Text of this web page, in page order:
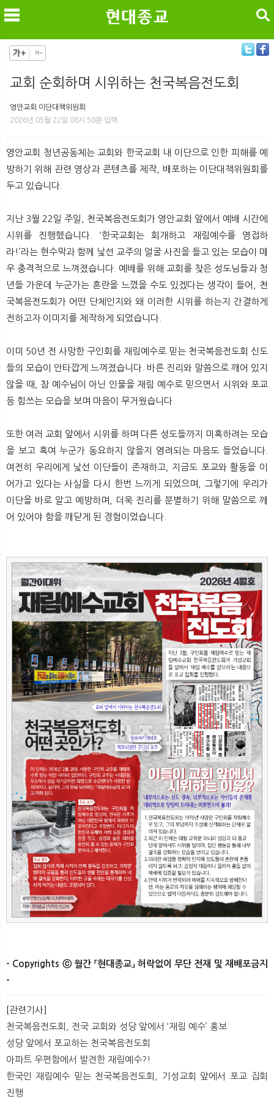
뉴 색
검색
교회 순회하며 시위하는 천국복음전도회
영안교회 이단대책위원회
2026년 05월 22일 08시 50분 입력
영안교회 청년공동체는 교회와 한국교회 내 이단으로 인한 피해를 예
방하기 위해 관련 영상과 콘텐츠를 제작, 배포하는 이단대책위원회를
두고 있습니다.
지난 3월 22일 주일, 천국복음전도회가 영안교회 앞에서 예배 시간에
시위를 진행했습니다. ‘한국교회는 회개하고 재림예수를 영접하
라!’라는 현수막과 함께 낯선 교주의 얼굴 사진을 들고 있는 모습이 매
우 충격적으로 느껴졌습니다. 예배를 위해 교회를 찾은 성도님들과 청
년들 가운데 누군가는 혼란을 느꼈을 수도 있겠다는 생각이 들어, 천
국복음전도회가 어떤 단체인지와 왜 이러한 시위를 하는지 간결하게
전하고자 이미지를 제작하게 되었습니다.
이미 50년 전 사망한 구인회를 재림예수로 믿는 천국복음전도회 신도
들의 모습이 안타깝게 느껴졌습니다. 바른 진리와 말씀으로 깨어 있지
않을 때, 참 예수님이 아닌 인물을 재림 예수로 믿으면서 시위와 포교
등 힘쓰는 모습을 보며 마음이 무거웠습니다.
또한 여러 교회 앞에서 시위를 하며 다른 성도들까지 미혹하려는 모습
을 보고 혹여 누군가 동요하지 않을지 염려되는 마음도 들었습니다.
여전히 우리에게 낯선 이단들이 존재하고, 지금도 포교와 활동을 이
어가고 있다는 사실을 다시 한번 느끼게 되었으며, 그렇기에 우리가
이단을 바로 알고 예방하며, 더욱 진리를 분별하기 위해 말씀으로 깨
어 있어야 함을 깨닫게 된 경험이었습니다.
- Copyrights ⓒ 월간 「현대종교」 허락없이 무단 전재 및 재배포금지
-​ ​
[관련기사]
천국복음전도회, 전국 교회와 성당 앞에서 ‘재림 예수’ 홍보
성당 앞에서 포교하는 천국복음전도회
아파트 우편함에서 발견한 재림예수?!
한국인 재림예수 믿는 천국복음전도회, 기성교회 앞에서 포교 집회
진행